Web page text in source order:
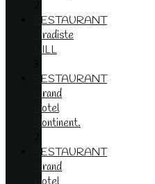
RESTAURANT
Gradiste
HILL
RESTAURANT
Grand
Hotel
Continent.
RESTAURANT
Grand